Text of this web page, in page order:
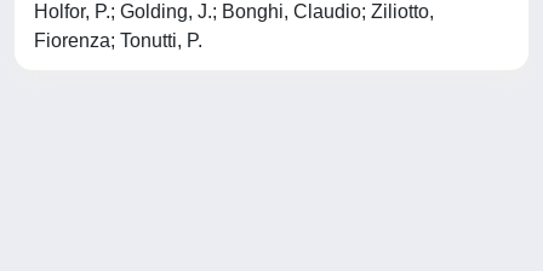
Holfor, P.; Golding, J.; Bonghi, Claudio; Ziliotto,
Fiorenza; Tonutti, P.